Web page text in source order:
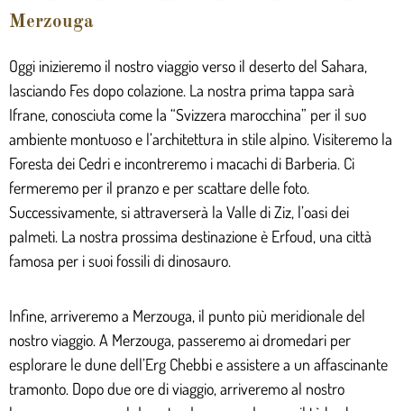
Merzouga
Oggi inizieremo il nostro viaggio verso il deserto del Sahara,
lasciando Fes dopo colazione. La nostra prima tappa sarà
Ifrane, conosciuta come la “Svizzera marocchina” per il suo
ambiente montuoso e l’architettura in stile alpino. Visiteremo la
Foresta dei Cedri e incontreremo i macachi di Barberia. Ci
fermeremo per il pranzo e per scattare delle foto.
Successivamente, si attraverserà la Valle di Ziz, l’oasi dei
palmeti. La nostra prossima destinazione è Erfoud, una città
famosa per i suoi fossili di dinosauro.
Infine, arriveremo a Merzouga, il punto più meridionale del
nostro viaggio. A Merzouga, passeremo ai dromedari per
esplorare le dune dell’Erg Chebbi e assistere a un affascinante
tramonto. Dopo due ore di viaggio, arriveremo al nostro